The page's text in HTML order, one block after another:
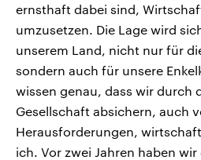
ernsthaft dabei sind,
umzusetzen. Die Lage wird
unserem Land, nicht nur für
sondern auch für unsere
wissen genau, dass wir durch
Gesellschaft absichern, auch
Herausforderungen,
ich. Vor zwei Jahren haben wir